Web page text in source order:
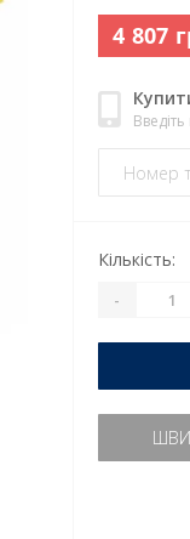
4 807
Кількість:
-